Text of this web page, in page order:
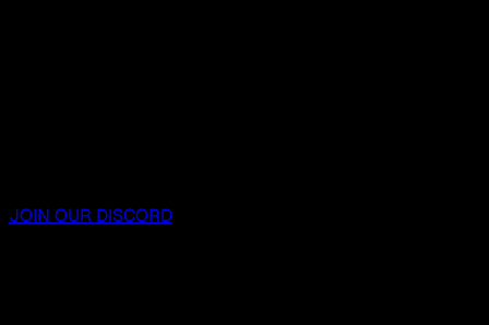
JOIN OUR DISCORD